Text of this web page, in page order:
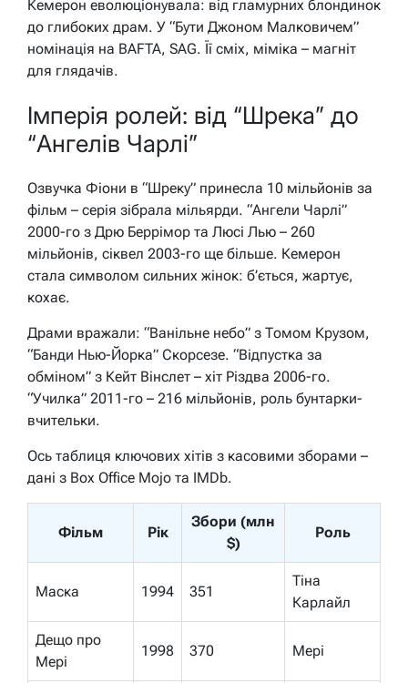
Кемерон еволюціонувала: від гламурних блондинок
до глибоких драм. У “Бути Джоном Малковичем”
номінація на BAFTA, SAG. Її сміх, міміка – магніт
для глядачів.
Імперія ролей: від “Шрека” до
“Ангелів Чарлі”
Озвучка Фіони в “Шреку” принесла 10 мільйонів за
фільм – серія зібрала мільярди. “Ангели Чарлі”
2000-го з Дрю Беррімор та Люсі Лью – 260
мільйонів, сіквел 2003-го ще більше. Кемерон
стала символом сильних жінок: б’ється, жартує,
кохає.
Драми вражали: “Ванільне небо” з Томом Крузом,
“Банди Нью-Йорка” Скорсезе. “Відпустка за
обміном” з Кейт Вінслет – хіт Різдва 2006-го.
“Училка” 2011-го – 216 мільйонів, роль бунтарки-
вчительки.
Ось таблиця ключових хітів з касовими зборами –
дані з Box Office Mojo та IMDb.
Фільм Рік
Збори (млн
$)
Роль
Маска 1994 351
Тіна
Карлайл
Дещо про
Мері
1998 370 Мері